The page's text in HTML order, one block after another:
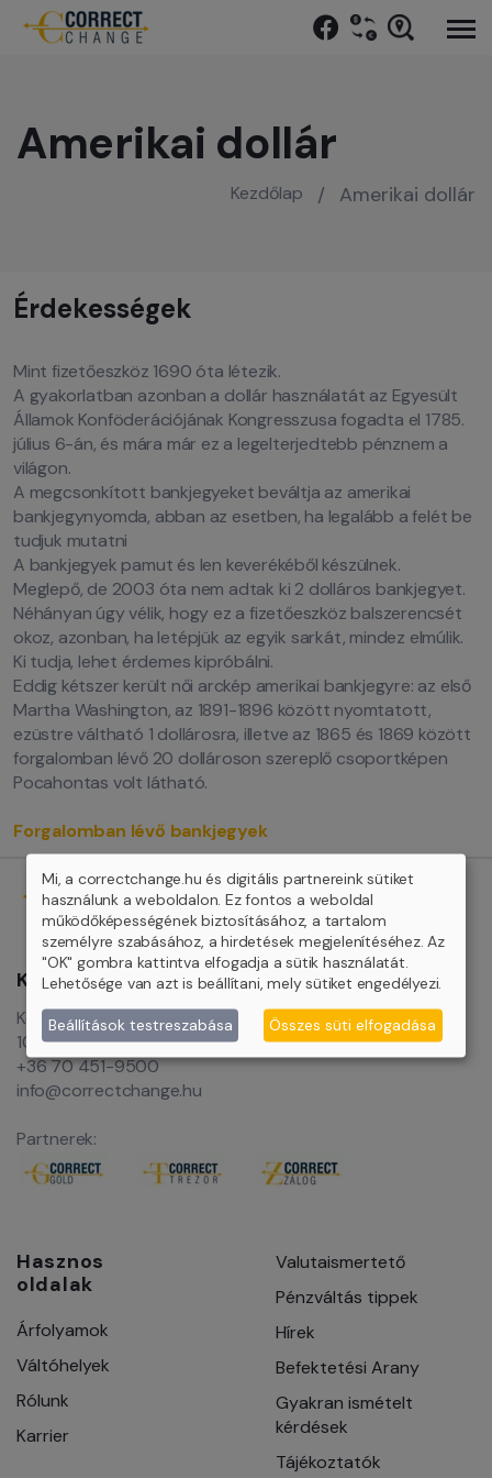
Amerikai dollár
Kezdőlap / Amerikai dollár
Érdekességek
Mint fizetőeszköz 1690 óta létezik.
A gyakorlatban azonban a dollár használatát az Egyesült
Államok Konföderációjának Kongresszusa fogadta el 1785.
július 6-án, és mára már ez a legelterjedtebb pénznem a
világon.
A megcsonkított bankjegyeket beváltja az amerikai
bankjegynyomda, abban az esetben, ha legalább a felét be
tudjuk mutatni
A bankjegyek pamut és len keverékéből készülnek.
Meglepő, de 2003 óta nem adtak ki 2 dolláros bankjegyet.
Néhányan úgy vélik, hogy ez a fizetőeszköz balszerencsét
okoz, azonban, ha letépjük az egyik sarkát, mindez elmúlik.
Ki tudja, lehet érdemes kipróbálni.
Eddig kétszer került női arckép amerikai bankjegyre: az első
Martha Washington, az 1891-1896 között nyomtatott,
ezüstre váltható 1 dollárosra, illetve az 1865 és 1869 között
forgalomban lévő 20 dollároson szereplő csoportképen
Pocahontas volt látható.
Forgalomban lévő bankjegyek
Kapcsolat
Központi iroda:
1085 Budapest, József körút 40.
+36 70 451-9500
info@correctchange.hu
Partnerek:
Hasznos
oldalak
Árfolyamok
Váltóhelyek
Rólunk
Karrier
Valutaismertető
Pénzváltás tippek
Hírek
Befektetési Arany
Gyakran ismételt
kérdések
Tájékoztatók
Mi, a correctchange.hu és digitális partnereink sütiket
használunk a weboldalon. Ez fontos a weboldal
működőképességének biztosításához, a tartalom
személyre szabásához, a hirdetések megjelenítéséhez. Az
"OK" gombra kattintva elfogadja a sütik használatát.
Lehetősége van azt is beállítani, mely sütiket engedélyezi.
Beállítások testreszabása Összes süti elfogadása